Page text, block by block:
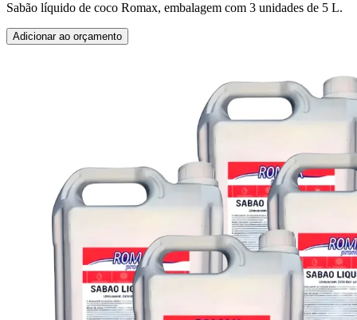
Sabão líquido de coco Romax, embalagem com 3 unidades de 5 L.
Adicionar ao orçamento